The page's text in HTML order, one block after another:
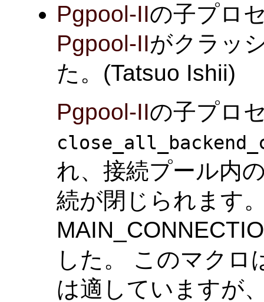
Pgpool-IIの子プロ
Pgpool-IIがクラッ
た。(Tatsuo Ishii)
Pgpool-IIの子プロ
れ、接続プール内
続が閉じられます
した。 このマクロ
は適していますが